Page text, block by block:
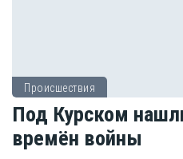
Происшествия
Под Курском
времён войны